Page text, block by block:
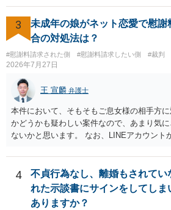
困難 仮に裁判で敗訴した場合でも、分割払
か。 ⇒判決となり敗訴してしまった場合は
の財産を差し押さえられ、そこから債権回
すが、 和解であれば柔軟な解決が可能で
いにより支払うことも十分可能です。 ⑤ こ
は120万円のみ和解交渉を続けるべきでし
識を前提にすれば、１００万円も含めて返
れるため、 120万円のみについて交渉を続
ます。
するデメリットはありますから（経済的、
反対にご自身が、裁判も辞さずという姿
に働く可能性は有り得ます。 交渉で解決
が弁護士に依頼しているケースで、５０万
稀であると思います。 通常は、６０万円
ことが多いというのが私の印象です。
減額を進めるうえでの交渉材料かと思い
婚しないことは、交渉材料にはならないか
ださい。 また、相手夫婦の婚姻関係が既
相手女性が結婚しているとは知らなかった
が、 ケースバイケースですので、ご自身
できるかはよくお考え下さい。 ３ 質問
る旨の交渉をすることが妥当かどうかと
公序良俗に反するような金額では、その条
が、 ２００万円でも、５０万円でも、
とはいえないと考えますので、 結局は、
も、ご自身が納得できるかどうかという基
3
未成年の娘がネット恋愛で慰謝
合の対処法は？
#慰謝料請求された側 #慰謝料請求したい側 #裁判
2026年7月27日
王 宣麟 弁護士
本件において、そもそもご息女様の相手方
かどうかも疑わしい案件なので、あまり気
ないかと思います。 なお、LINEアカウント
るパターンはありえるものの、本件のよう
明確にいえないような案件において開示が
はないかと推察します。
4
不貞行為なし、離婚もされてい
れた示談書にサインをしてしま
ありますか？